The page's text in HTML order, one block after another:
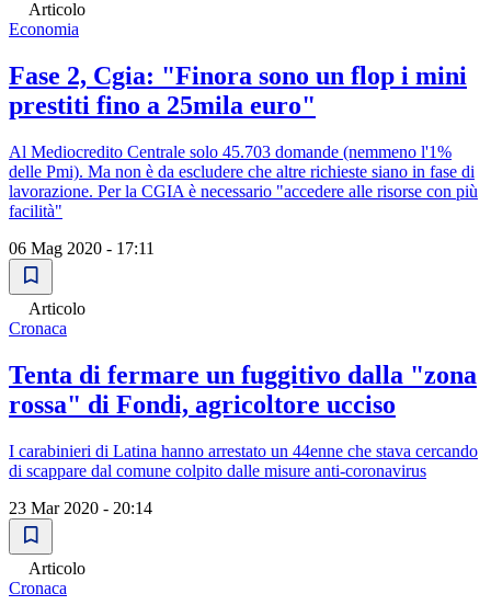
Articolo
Economia
Fase 2, Cgia: "Finora sono un flop i mini
prestiti fino a 25mila euro"
Al Mediocredito Centrale solo 45.703 domande (nemmeno l'1%
delle Pmi). Ma non è da escludere che altre richieste siano in fase di
lavorazione. Per la CGIA è necessario "accedere alle risorse con più
facilità"
06 Mag 2020 - 17:11
Articolo
Cronaca
Tenta di fermare un fuggitivo dalla "zona
rossa" di Fondi, agricoltore ucciso
I carabinieri di Latina hanno arrestato un 44enne che stava cercando
di scappare dal comune colpito dalle misure anti-coronavirus
23 Mar 2020 - 20:14
Articolo
Cronaca